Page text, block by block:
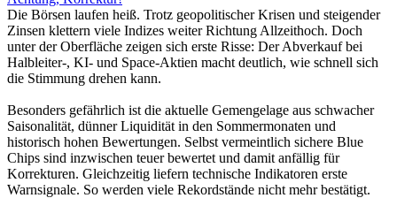
Die Börsen laufen heiß. Trotz geopolitischer Krisen und steigender
Zinsen klettern viele Indizes weiter Richtung Allzeithoch. Doch
unter der Oberfläche zeigen sich erste Risse: Der Abverkauf bei
Halbleiter-, KI- und Space-Aktien macht deutlich, wie schnell sich
die Stimmung drehen kann.
Besonders gefährlich ist die aktuelle Gemengelage aus schwacher
Saisonalität, dünner Liquidität in den Sommermonaten und
historisch hohen Bewertungen. Selbst vermeintlich sichere Blue
Chips sind inzwischen teuer bewertet und damit anfällig für
Korrekturen. Gleichzeitig liefern technische Indikatoren erste
Warnsignale. So werden viele Rekordstände nicht mehr bestätigt.